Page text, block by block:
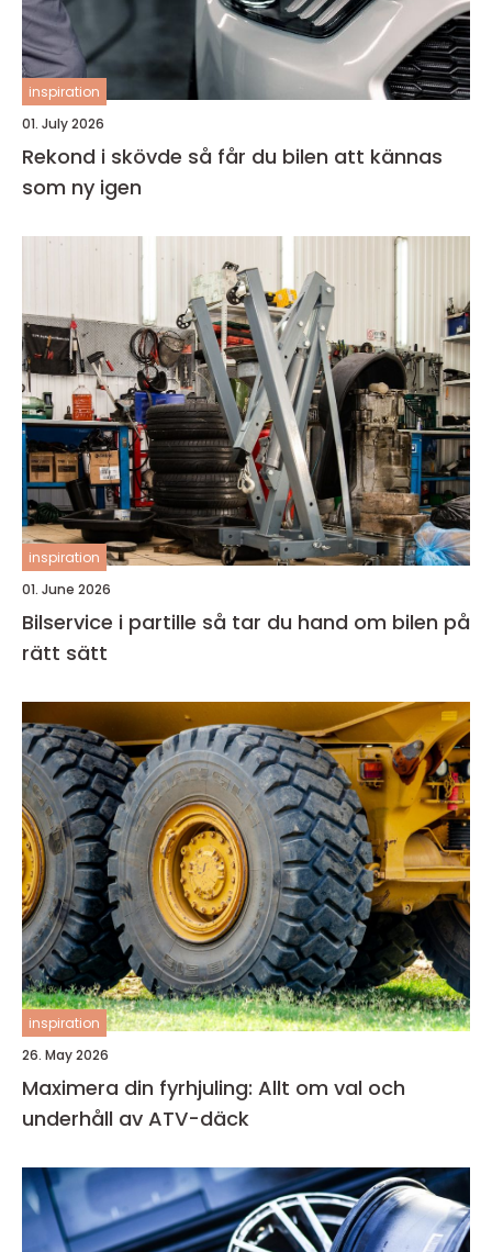
inspiration
01. July 2026
Rekond i skövde så får du bilen att kännas
som ny igen
inspiration
01. June 2026
Bilservice i partille så tar du hand om bilen på
rätt sätt
inspiration
26. May 2026
Maximera din fyrhjuling: Allt om val och
underhåll av ATV-däck